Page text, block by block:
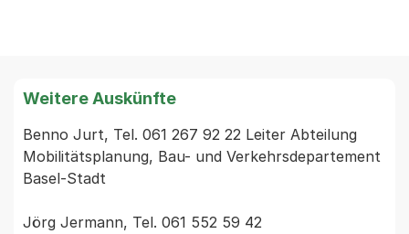
Weitere Auskünfte
Benno Jurt, Tel. 061 267 92 22 Leiter Abteilung
Mobilitätsplanung, Bau- und Verkehrsdepartement
Basel-Stadt
Jörg Jermann, Tel. 061 552 59 42